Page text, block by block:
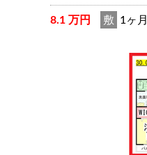
8.1 万円 敷 1ヶ月